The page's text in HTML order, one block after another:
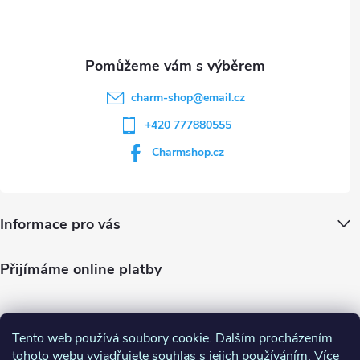
Tento web používá soubory cookie. Dalším procházením
tohoto webu vyjadřujete souhlas s jejich používáním. Více
charm-shop@email.cz
+420 777880555
Charmshop.cz
Informace pro vás
Přijímáme online platby